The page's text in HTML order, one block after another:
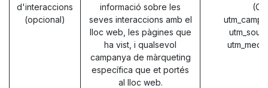
d'interaccions
(opcional)
informació sobre les
seves interaccions amb el
lloc web, les pàgines que
ha vist, i qualsevol
campanya de màrqueting
específica que et portés
al lloc web.